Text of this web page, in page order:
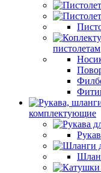
пистолетам
комплектующие